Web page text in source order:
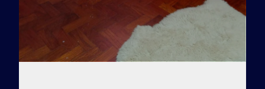
Заказать тур